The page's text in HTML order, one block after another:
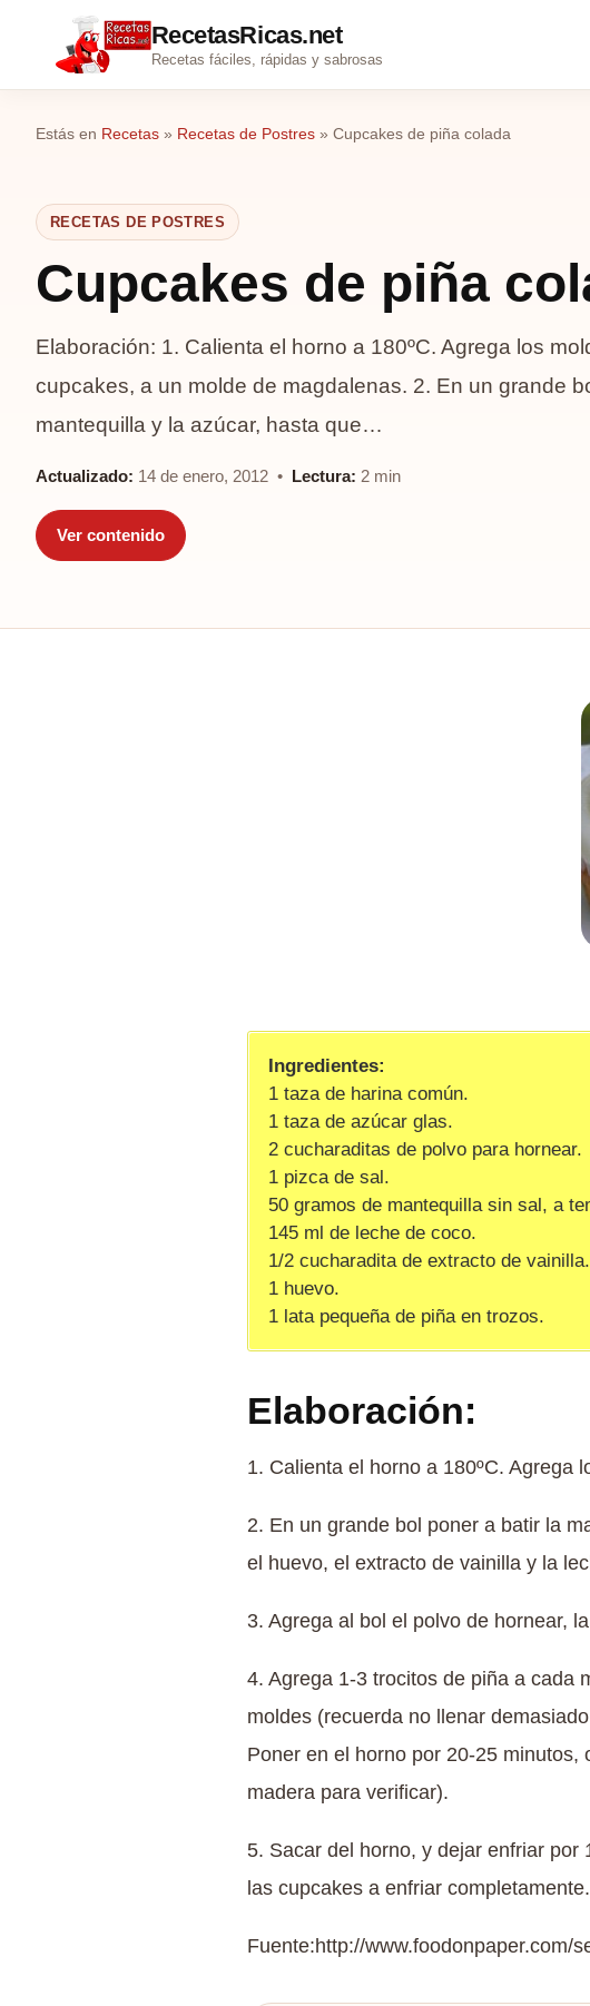
RecetasRicas.net
Recetas fáciles, rápidas y sabrosas
Estás en Recetas » Recetas de Postres » Cupcakes de piña colada
RECETAS DE POSTRES
Cupcakes de piña
Elaboración: 1. Calienta el horno a 180ºC. Agrega los
cupcakes, a un molde de magdalenas. 2. En un grande
mantequilla y la azúcar, hasta que…
Actualizado: 14 de enero, 2012 • Lectura: 2 min
Ver contenido
Ingredientes:
1 taza de harina común.
1 taza de azúcar glas.
2 cucharaditas de polvo para hornear.
1 pizca de sal.
50 gramos de mantequilla sin sal, a
145 ml de leche de coco.
1/2 cucharadita de extracto de vainilla.
1 huevo.
1 lata pequeña de piña en trozos.
Elaboración:
1. Calienta el horno a 180ºC. Agrega
2. En un grande bol poner a batir la
el huevo, el extracto de vainilla y la
3. Agrega al bol el polvo de hornear,
4. Agrega 1-3 trocitos de piña a cada
moldes (recuerda no llenar
Poner en el horno por 20-25
madera para verificar).
5. Sacar del horno, y dejar enfriar
las cupcakes a enfriar
Fuente:http://www.foodonpaper.com/